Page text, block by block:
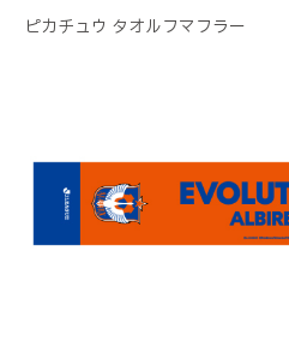
ピカチュウ タオルフマフラー